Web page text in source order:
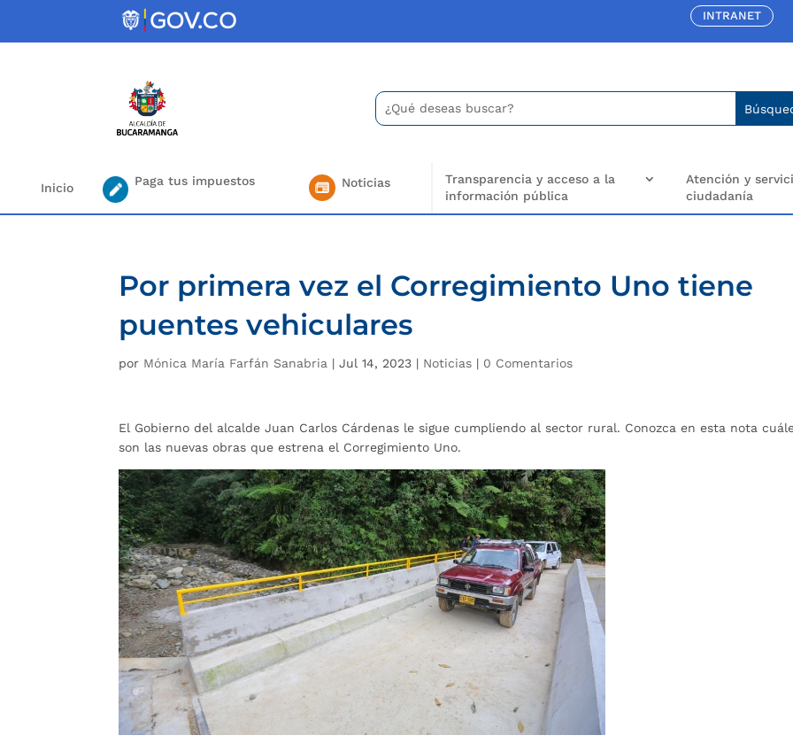
INTRANET
Buscar:
Search
for...
Inicio Paga tus impuestos Noticias
Transparencia y acceso a la
información pública
Atención y
ciudadanía
Por primera vez el Corregimiento Uno tiene
puentes vehiculares
por Mónica María Farfán Sanabria |Jul 14, 2023 | Noticias | 0 Comentarios
El Gobierno del alcalde Juan Carlos Cárdenas le sigue cumpliendo al sector rural. Conozca en esta nota
son las nuevas obras que estrena el Corregimiento Uno.